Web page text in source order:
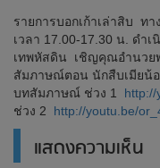
รายการบอกเก้าเล่าสิบ ท
เวลา 17.00-17.30 น. ดำ
เทพหัสดิน เชิญคุณอำนว
สัมภาษณ์ตอน นักสืบเมียน้
บทสัมภาษณ์ ช่วง 1 http://
ช่วง 2 http://youtu.be/
แสดงความเห็น